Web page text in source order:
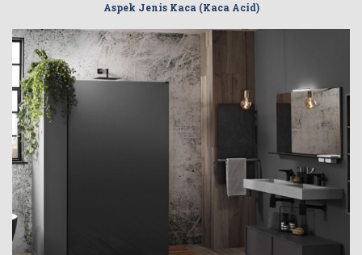
Aspek Jenis Kaca (Kaca Acid)